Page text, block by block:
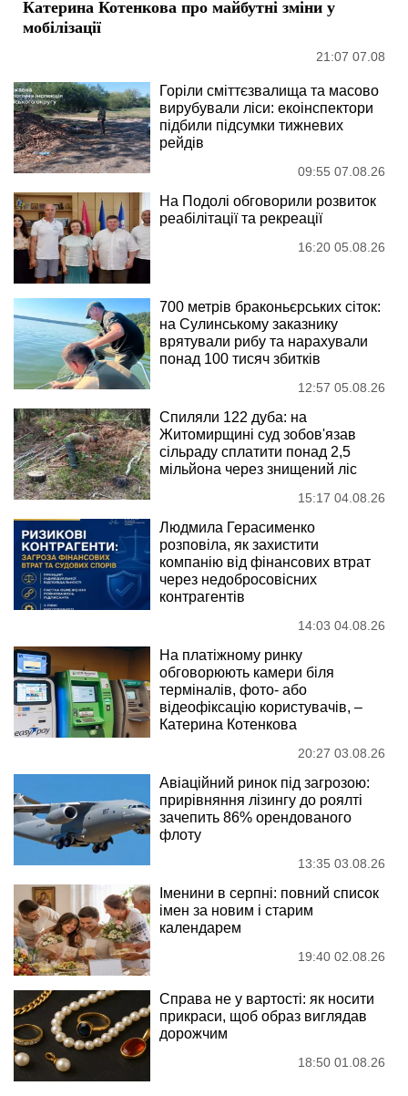
Катерина Котенкова про майбутні зміни у
мобілізації
21:07 07.08
Горіли сміттєзвалища та масово
вирубували ліси: екоінспектори
підбили підсумки тижневих
рейдів
09:55 07.08.26
На Подолі обговорили розвиток
реабілітації та рекреації
16:20 05.08.26
700 метрів браконьєрських сіток:
на Сулинському заказнику
врятували рибу та нарахували
понад 100 тисяч збитків
12:57 05.08.26
Спиляли 122 дуба: на
Житомирщині суд зобов'язав
сільраду сплатити понад 2,5
мільйона через знищений ліс
15:17 04.08.26
Людмила Герасименко
розповіла, як захистити
компанію від фінансових втрат
через недобросовісних
контрагентів
14:03 04.08.26
На платіжному ринку
обговорюють камери біля
терміналів, фото- або
відеофіксацію користувачів, –
Катерина Котенкова
20:27 03.08.26
Авіаційний ринок під загрозою:
прирівняння лізингу до роялті
зачепить 86% орендованого
флоту
13:35 03.08.26
Іменини в серпні: повний список
імен за новим і старим
календарем
19:40 02.08.26
Справа не у вартості: як носити
прикраси, щоб образ виглядав
дорожчим
18:50 01.08.26